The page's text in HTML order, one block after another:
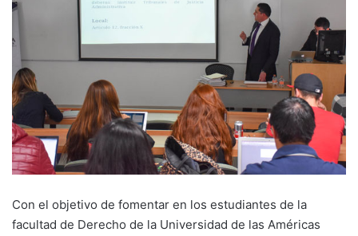
Con el objetivo de fomentar en los estudiantes de la
facultad de Derecho de la Universidad de las Américas